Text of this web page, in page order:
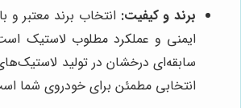
برند و کیفیت: انتخاب برند معتبر و
ایمنی و عملکرد مطلوب لاستیک
سابقه‌ای درخشان در تولید لاستیک‌های
انتخابی مطمئن برای خودروی شما